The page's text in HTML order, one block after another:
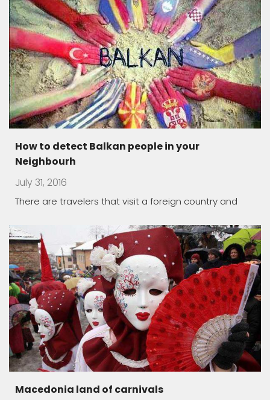
How to detect Balkan people in your
Neighbourh
July 31, 2016
There are travelers that visit a foreign country and
Macedonia land of carnivals